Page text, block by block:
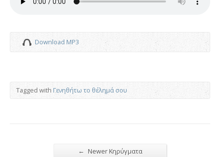
Download MP3
Tagged withΓενηθήτω το θέλημά σου
← Newer Κηρύγματα